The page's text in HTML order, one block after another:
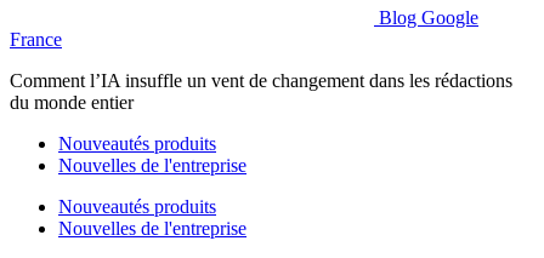
Blog Google
France
Comment l’IA insuffle un vent de changement dans les rédactions
du monde entier
Nouveautés produits
Nouvelles de l'entreprise
Nouveautés produits
Nouvelles de l'entreprise